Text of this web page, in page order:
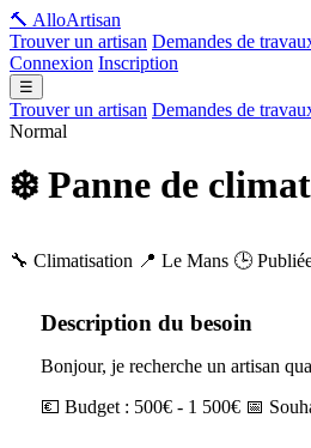
🔨 AlloArtisan
Trouver un artisan Demandes de
Connexion Inscription
☰
Trouver un artisan Demandes de
Normal
❄️ Panne de
🔧 Climatisation 📍 Le Mans 🕒
Description du besoin
Bonjour, je recherche un artisan
💶 Budget : 500€ - 1 500€ 📅